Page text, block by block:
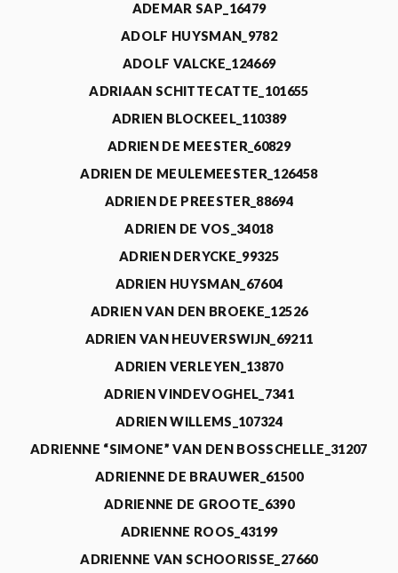
ADEMAR SAP_16479
ADOLF HUYSMAN_9782
ADOLF VALCKE_124669
ADRIAAN SCHITTECATTE_101655
ADRIEN BLOCKEEL_110389
ADRIEN DE MEESTER_60829
ADRIEN DE MEULEMEESTER_126458
ADRIEN DE PREESTER_88694
ADRIEN DE VOS_34018
ADRIEN DERYCKE_99325
ADRIEN HUYSMAN_67604
ADRIEN VAN DEN BROEKE_12526
ADRIEN VAN HEUVERSWIJN_69211
ADRIEN VERLEYEN_13870
ADRIEN VINDEVOGHEL_7341
ADRIEN WILLEMS_107324
ADRIENNE “SIMONE” VAN DEN BOSSCHELLE_31207
ADRIENNE DE BRAUWER_61500
ADRIENNE DE GROOTE_6390
ADRIENNE ROOS_43199
ADRIENNE VAN SCHOORISSE_27660